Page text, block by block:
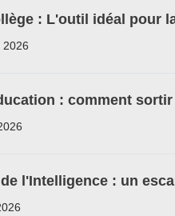
: L'outil idéal pour
2026
: comment
l'Intelligence : un